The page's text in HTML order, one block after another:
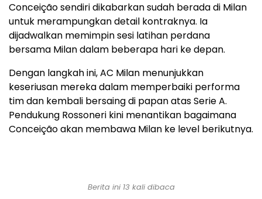
Conceição sendiri dikabarkan sudah berada di Milan
untuk merampungkan detail kontraknya. Ia
dijadwalkan memimpin sesi latihan perdana
bersama Milan dalam beberapa hari ke depan.
Dengan langkah ini, AC Milan menunjukkan
keseriusan mereka dalam memperbaiki performa
tim dan kembali bersaing di papan atas Serie A.
Pendukung Rossoneri kini menantikan bagaimana
Conceição akan membawa Milan ke level berikutnya.
Berita ini 13 kali dibaca